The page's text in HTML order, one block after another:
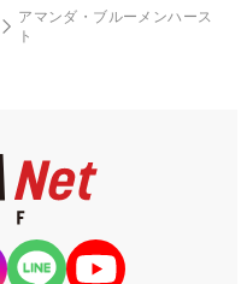
アマンダ・ブルーメンハース
ト